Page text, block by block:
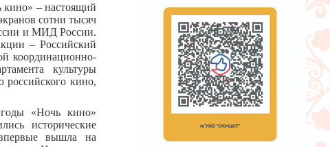
кино» – настоящий
сотни тысяч
и МИД России.
– Российский
координационно-
культуры
кино,
«Ночь кино»
исторические
вышла на